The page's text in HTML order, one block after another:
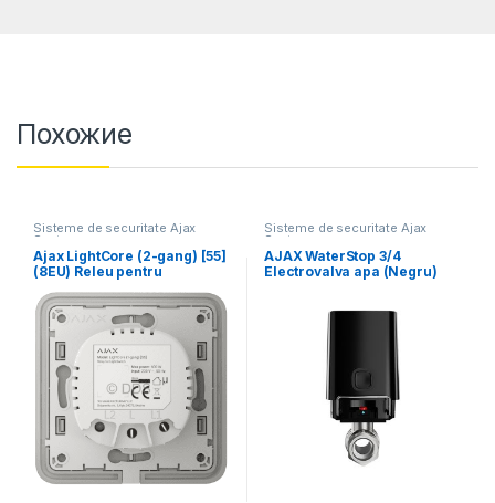
Похожие
Sisteme de securitate Ajax
Systems
Ajax LightCore (2-gang) [55]
(8EU) Releu pentru
Sisteme de securitate Ajax
Systems
AJAX WaterStop 3/4
Electrovalva apa (Negru)